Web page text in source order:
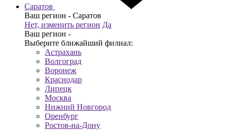
Саратов
Ваш регион - Саратов
Нет, изменить регион Да
Ваш регион -
Выберите ближайший филиал:
Астрахань
Волгоград
Воронеж
Краснодар
Липецк
Москва
Нижний Новгород
Оренбург
Ростов-на-Дону